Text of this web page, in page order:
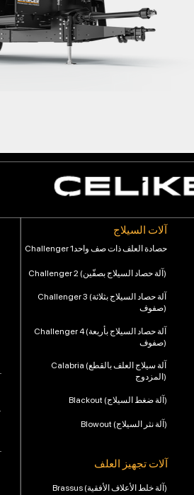
آلات السيلاج
Challenger 1حصادة العلف ذات صف واحد
Challenger 2 (آلة حصاد السيلاج بصفّين)
Calabria (آلة سيلاج العلف بالقطع
المزدوج)
Blackout (آلة ضغط السيلاج)
Blowout (آلة نثر السيلاج)
آلات تجهيز العلف
Challenger 4 (آلة حصاد السيلاج بأربعة
صفوف)
Challenger 3 (آلة حصاد السيلاج بثلاثة
صفوف)
Brassus (آلة خلط الأعلاف الأفقية)